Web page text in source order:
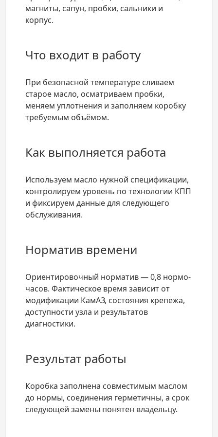
магниты, сапун, пробки, сальники и
корпус.
Что входит в работу
При безопасной температуре сливаем
старое масло, осматриваем пробки,
меняем уплотнения и заполняем коробку
требуемым объёмом.
Как выполняется работа
Используем масло нужной спецификации,
контролируем уровень по технологии КПП
и фиксируем данные для следующего
обслуживания.
Норматив времени
Ориентировочный норматив — 0,8 нормо-
часов. Фактическое время зависит от
модификации КамАЗ, состояния крепежа,
доступности узла и результатов
диагностики.
Результат работы
Коробка заполнена совместимым маслом
до нормы, соединения герметичны, а срок
следующей замены понятен владельцу.